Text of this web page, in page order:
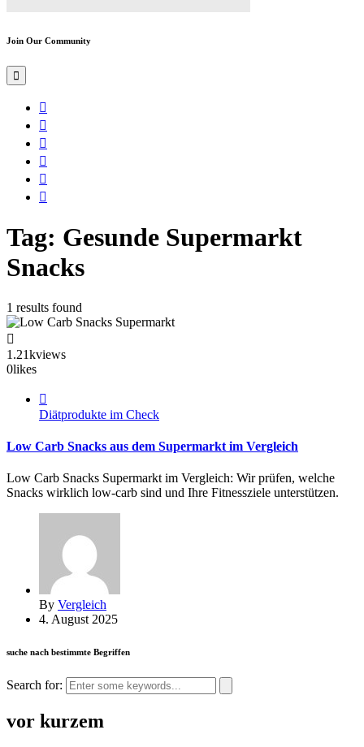
Join Our Community
Tag: Gesunde Supermarkt
Snacks
1 results found
1.21kviews
0likes
Diätprodukte im Check
Low Carb Snacks aus dem Supermarkt im Vergleich
Low Carb Snacks Supermarkt im Vergleich: Wir prüfen, welche
Snacks wirklich low-carb sind und Ihre Fitnessziele unterstützen.
By Vergleich
4. August 2025
suche nach bestimmte Begriffen
Search for:
vor kurzem